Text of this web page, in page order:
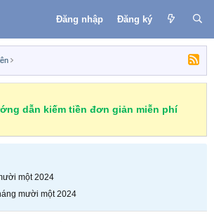
Đăng nhập Đăng ký
dẫn kiếm tiền đơn giản miễn phí
một 2024
mười một 2024